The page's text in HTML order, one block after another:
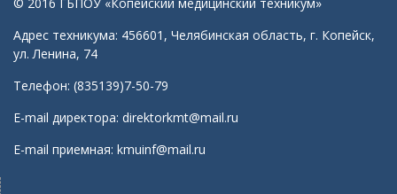
Адрес техникума: 456601, Челябинская область, г. Копейск,
ул. Ленина, 74
Телефон: (835139)7-50-79
E-mail директора: direktorkmt@mail.ru
E-mail приемная: kmuinf@mail.ru